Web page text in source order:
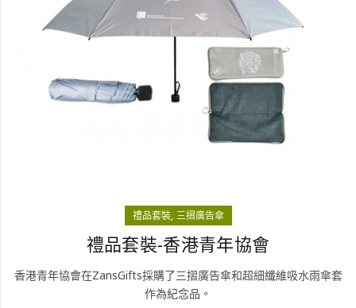
禮品套裝 三摺廣告傘
禮品套裝-香港青年協會
香港青年協會在ZansGifts採購了三摺廣告傘和超細纖維吸水雨傘套
作為紀念品。